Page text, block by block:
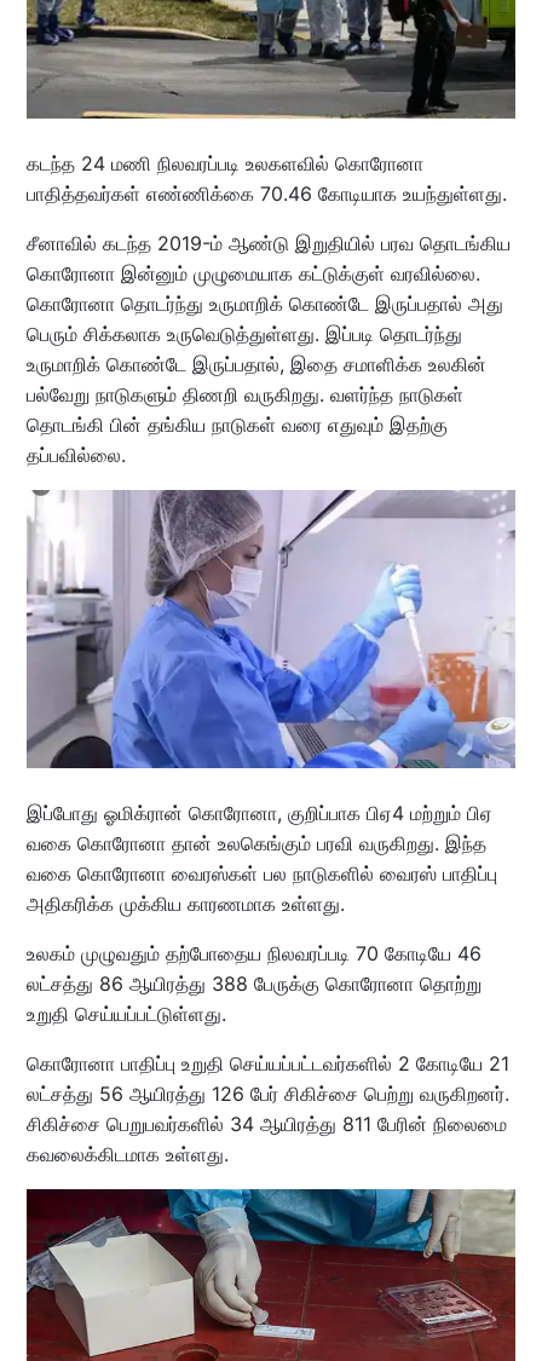
கடந்த 24 மணி நிலவரப்படி உலகளவில் கொரோனா
பாதித்தவர்கள் எண்ணிக்கை 70.46 கோடியாக உயந்துள்ளது.
சீனாவில் கடந்த 2019-ம் ஆண்டு இறுதியில் பரவ தொடங்கிய
கொரோனா இன்னும் முழுமையாக கட்டுக்குள் வரவில்லை.
கொரோனா தொடர்ந்து உருமாறிக் கொண்டே இருப்பதால் அது
பெரும் சிக்கலாக உருவெடுத்துள்ளது. இப்படி தொடர்ந்து
உருமாறிக் கொண்டே இருப்பதால், இதை சமாளிக்க உலகின்
பல்வேறு நாடுகளும் திணறி வருகிறது. வளர்ந்த நாடுகள்
தொடங்கி பின் தங்கிய நாடுகள் வரை எதுவும் இதற்கு
தப்பவில்லை.
இப்போது ஓமிக்ரான் கொரோனா, குறிப்பாக பிஏ4 மற்றும் பிஏ
வகை கொரோனா தான் உலகெங்கும் பரவி வருகிறது. இந்த
வகை கொரோனா வைரஸ்கள் பல நாடுகளில் வைரஸ் பாதிப்பு
அதிகரிக்க முக்கிய காரணமாக உள்ளது.
உலகம் முழுவதும் தற்போதைய நிலவரப்படி 70 கோடியே 46
லட்சத்து 86 ஆயிரத்து 388 பேருக்கு கொரோனா தொற்று
உறுதி செய்யப்பட்டுள்ளது.
கொரோனா பாதிப்பு உறுதி செய்யப்பட்டவர்களில் 2 கோடியே 21
லட்சத்து 56 ஆயிரத்து 126 பேர் சிகிச்சை பெற்று வருகிறனர்.
சிகிச்சை பெறுபவர்களில் 34 ஆயிரத்து 811 பேரின் நிலைமை
கவலைக்கிடமாக உள்ளது.